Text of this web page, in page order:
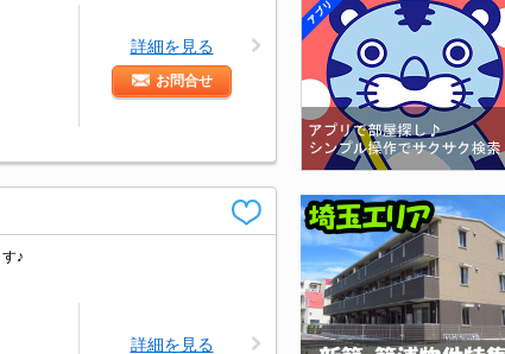
詳細を見る
お問合せ
♪
詳細を見る